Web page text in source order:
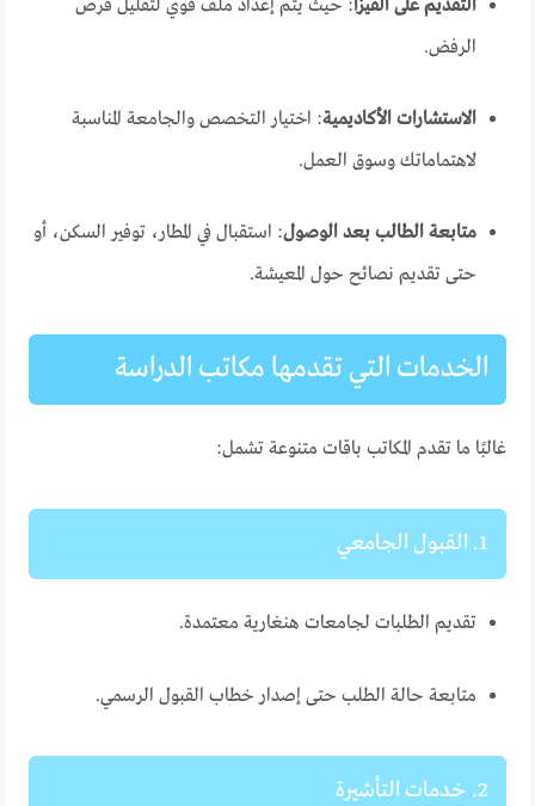
التقديم على الفيزا: حيث يتم إعداد ملف قوي لتقليل فرص
الرفض.
الاستشارات الأكاديمية: اختيار التخصص والجامعة المناسبة
لاهتماماتك وسوق العمل.
متابعة الطالب بعد الوصول: استقبال في المطار، توفير السكن، أو
حتى تقديم نصائح حول المعيشة.
الخدمات التي تقدمها مكاتب الدراسة
غالبًا ما تقدم المكاتب باقات متنوعة تشمل:
1. القبول الجامعي
تقديم الطلبات لجامعات هنغارية معتمدة.
متابعة حالة الطلب حتى إصدار خطاب القبول الرسمي.
2. خدمات التأشيرة